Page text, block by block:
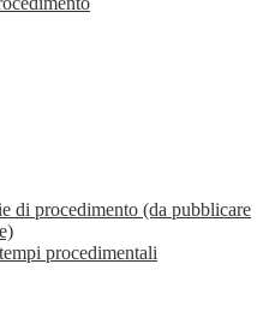
di procedimento (da pubblicare
procedimentali